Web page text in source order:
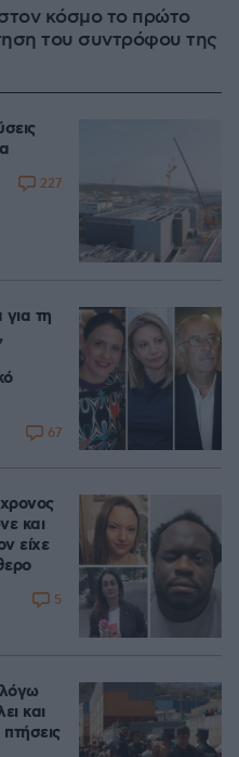
κόσμο το πρώτο
του συντρόφου της
227
τη
67
και
είχε
5
και